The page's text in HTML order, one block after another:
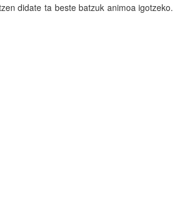
didate ta beste batzuk animoa igotzeko.